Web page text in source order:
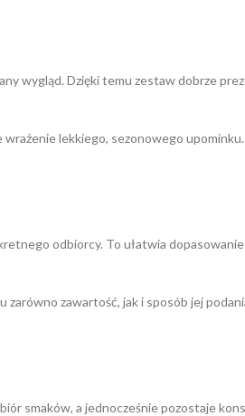
wygląd. Dzięki temu zestaw dobrze
lekkiego, sezonowego
odbiorcy. To ułatwia
zawartość, jak i sposób jej
smaków, a jednocześnie pozostaje